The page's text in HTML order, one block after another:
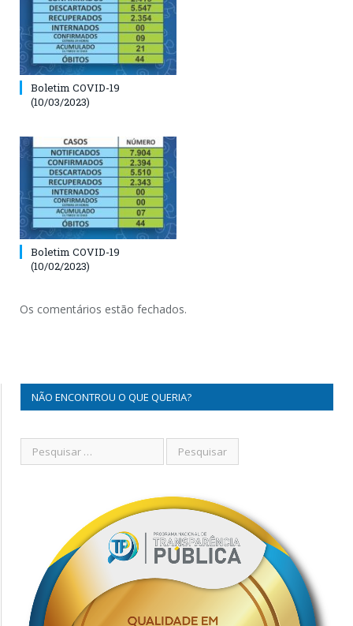
Boletim COVID-19
(10/03/2023)
Boletim COVID-19
(10/02/2023)
Os comentários estão fechados.
NÃO ENCONTROU O QUE QUERIA?